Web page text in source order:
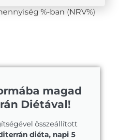
%-ban (NRV%)
magad
Diétával!
összeállított
diéta, napi 5